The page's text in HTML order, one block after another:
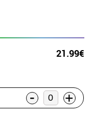
21.99€
- +